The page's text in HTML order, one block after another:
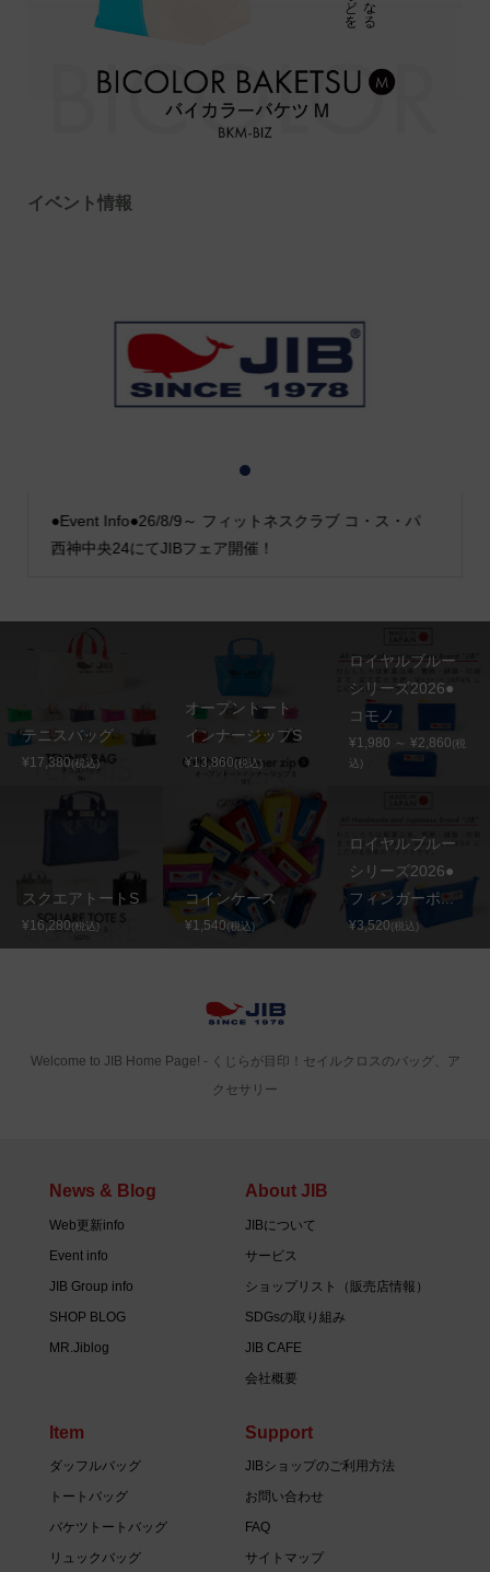
イベント情報
●Event Info●26/8/9～ フィットネスクラブ コ・ス・パ
西神中央24にてJIBフェア開催！
2
テニスバッグ
¥17,380(税込)
オープントート
インナージップS
¥13,860(税込)
ロイヤルブルー
シリーズ2026●
コモノ
¥1,980 ～ ¥2,860(税
込)
スクエアトートS
¥16,280(税込)
コインケース
¥1,540(税込)
ロイヤルブルー
シリーズ2026●
フィンガーポ...
¥3,520(税込)
Welcome to JIB Home Page! ‐ くじらが目印！セイルクロスのバッグ、ア
クセサリー
News & Blog
Web更新info
Event info
JIB Group info
SHOP BLOG
MR.Jiblog
About JIB
JIBについて
サービス
ショップリスト（販売店情報）
SDGsの取り組み
JIB CAFE
会社概要
Item
ダッフルバッグ
トートバッグ
バケツトートバッグ
リュックバッグ
Support
JIBショップのご利用方法
お問い合わせ
FAQ
サイトマップ